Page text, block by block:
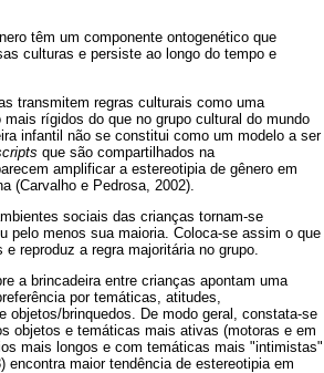
têm um componente ontogenético que
culturas e persiste ao longo do tempo e
transmitem regras culturais como uma
rígidos do que no grupo cultural do mundo
infantil não se constitui como um modelo a ser
que são compartilhados na
amplificar a estereotipia de gênero em
(Carvalho e Pedrosa, 2002).
sociais das crianças tornam-se
pelo menos sua maioria. Coloca-se assim o que
reproduz a regra majoritária no grupo.
a brincadeira entre crianças apontam uma
por temáticas, atitudes,
objetos/brinquedos. De modo geral, constata-se
objetos e temáticas mais ativas (motoras e em
mais longos e com temáticas mais "intimistas"
maior tendência de estereotipia em